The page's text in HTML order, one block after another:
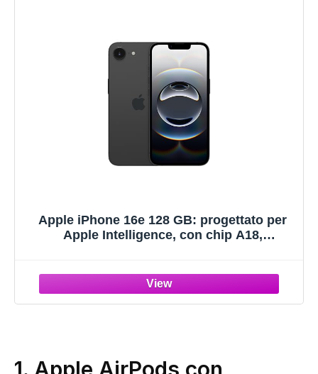
Apple iPhone 16e 128 GB: progettato per
Apple Intelligence, con chip A18,
XDR 6,1''; Nero